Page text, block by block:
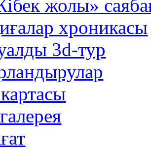
жолы»
хроникасы
3d-тур